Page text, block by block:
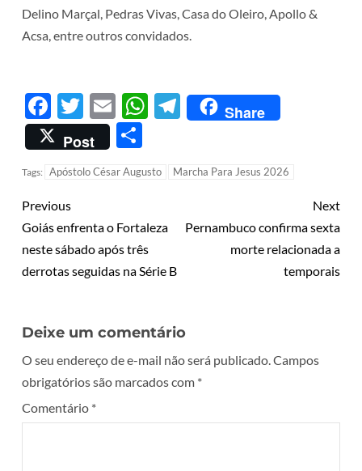
Delino Marçal, Pedras Vivas, Casa do Oleiro, Apollo &
Acsa, entre outros convidados.
Facebook
Twitter
EmailWhatsApp
Telegram
Share
Post
Tags: Apóstolo César Augusto Marcha Para Jesus 2026
Previous
Goiás enfrenta o Fortaleza
neste sábado após três
derrotas seguidas na Série B
Next
Pernambuco confirma sexta
morte relacionada a
temporais
Deixe um comentário
O seu endereço de e-mail não será publicado. Campos
obrigatórios são marcados com *
Comentário *